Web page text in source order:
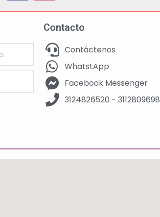
Contacto
Contáctenos
WhatstApp
Facebook Messenger
3124826520 - 3112809698